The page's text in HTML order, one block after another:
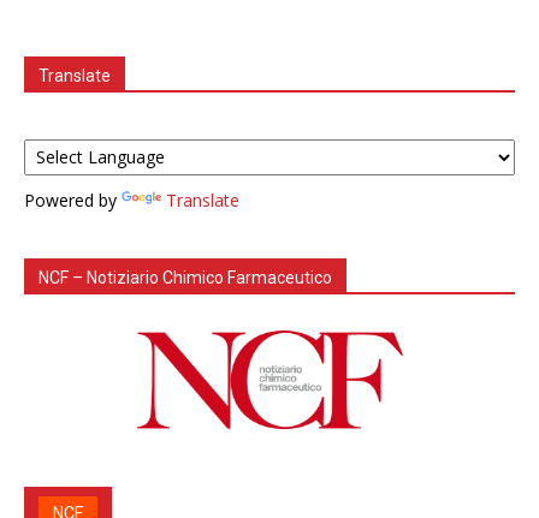
Translate
Powered by Translate
NCF – Notiziario Chimico Farmaceutico
NCF